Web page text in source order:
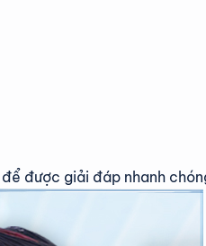
được giải đáp nhanh